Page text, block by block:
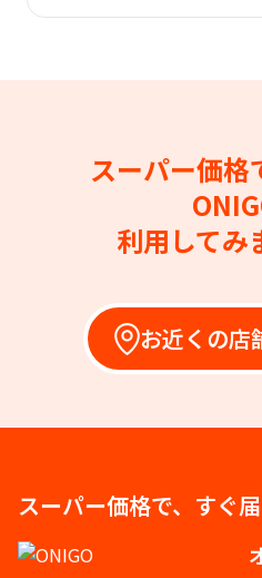
スーパー価格
利用してみ
お近くの店
スーパー価格で、すぐ届